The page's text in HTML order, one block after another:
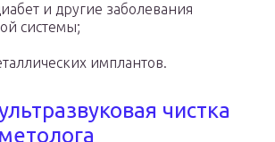
и другие заболевания
системы;
имплантов.
чистка